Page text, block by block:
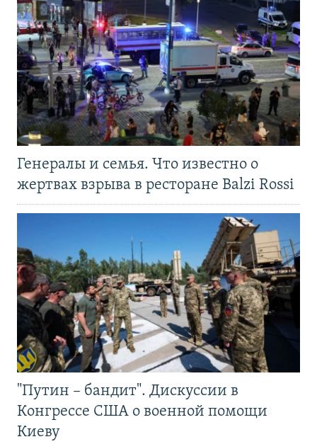
Генералы и семья. Что известно о
жертвах взрыва в ресторане Balzi Rossi
"Путин – бандит". Дискуссии в
Конгрессе США о военной помощи
Киеву